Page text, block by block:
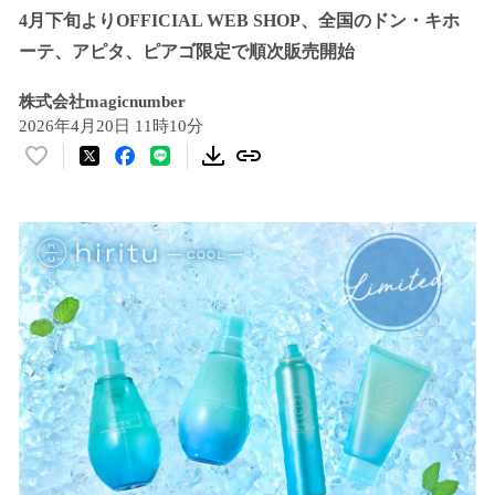
4月下旬よりOFFICIAL WEB SHOP、全国のドン・キホ
ーテ、アピタ、ピアゴ限定で順次販売開始
株式会社magicnumber
2026年4月20日 11時10分
い
！
数
を
読
み
込
み
中
で
す